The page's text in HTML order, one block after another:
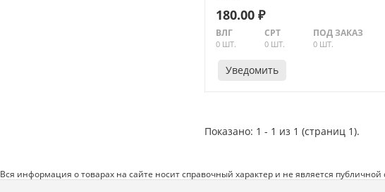
Пневмоинструмент
180.00 ₽
ВЛГ
0 ШТ.
СРТ
0 ШТ.
ПОД ЗАКАЗ
0 ШТ.
Уведомить
Показано: 1 - 1 из 1 (страниц 1).
Вся информация о товарах на сайте носит справочный характер и не является